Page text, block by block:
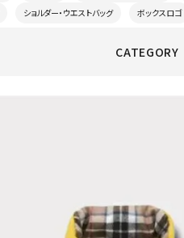
ショルダー・ウエストバッグ ボックスロゴ
CATEGORY